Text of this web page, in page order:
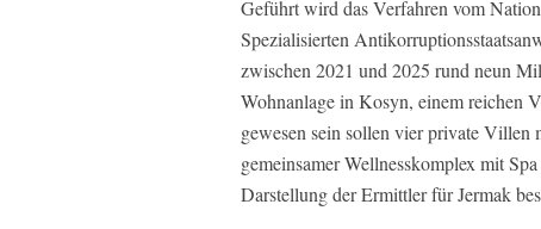
Geführt wird das Verfahren vom
Spezialisierten
zwischen 2021 und 2025 rund neun
Wohnanlage in Kosyn, einem reichen
gewesen sein sollen vier private Villen
gemeinsamer Wellnesskomplex mit
Darstellung der Ermittler für Jermak